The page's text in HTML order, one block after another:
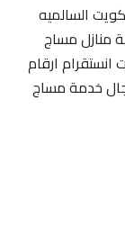
الكويت السالميه
خدمة منازل مساج
ارقام
خدمة مساج